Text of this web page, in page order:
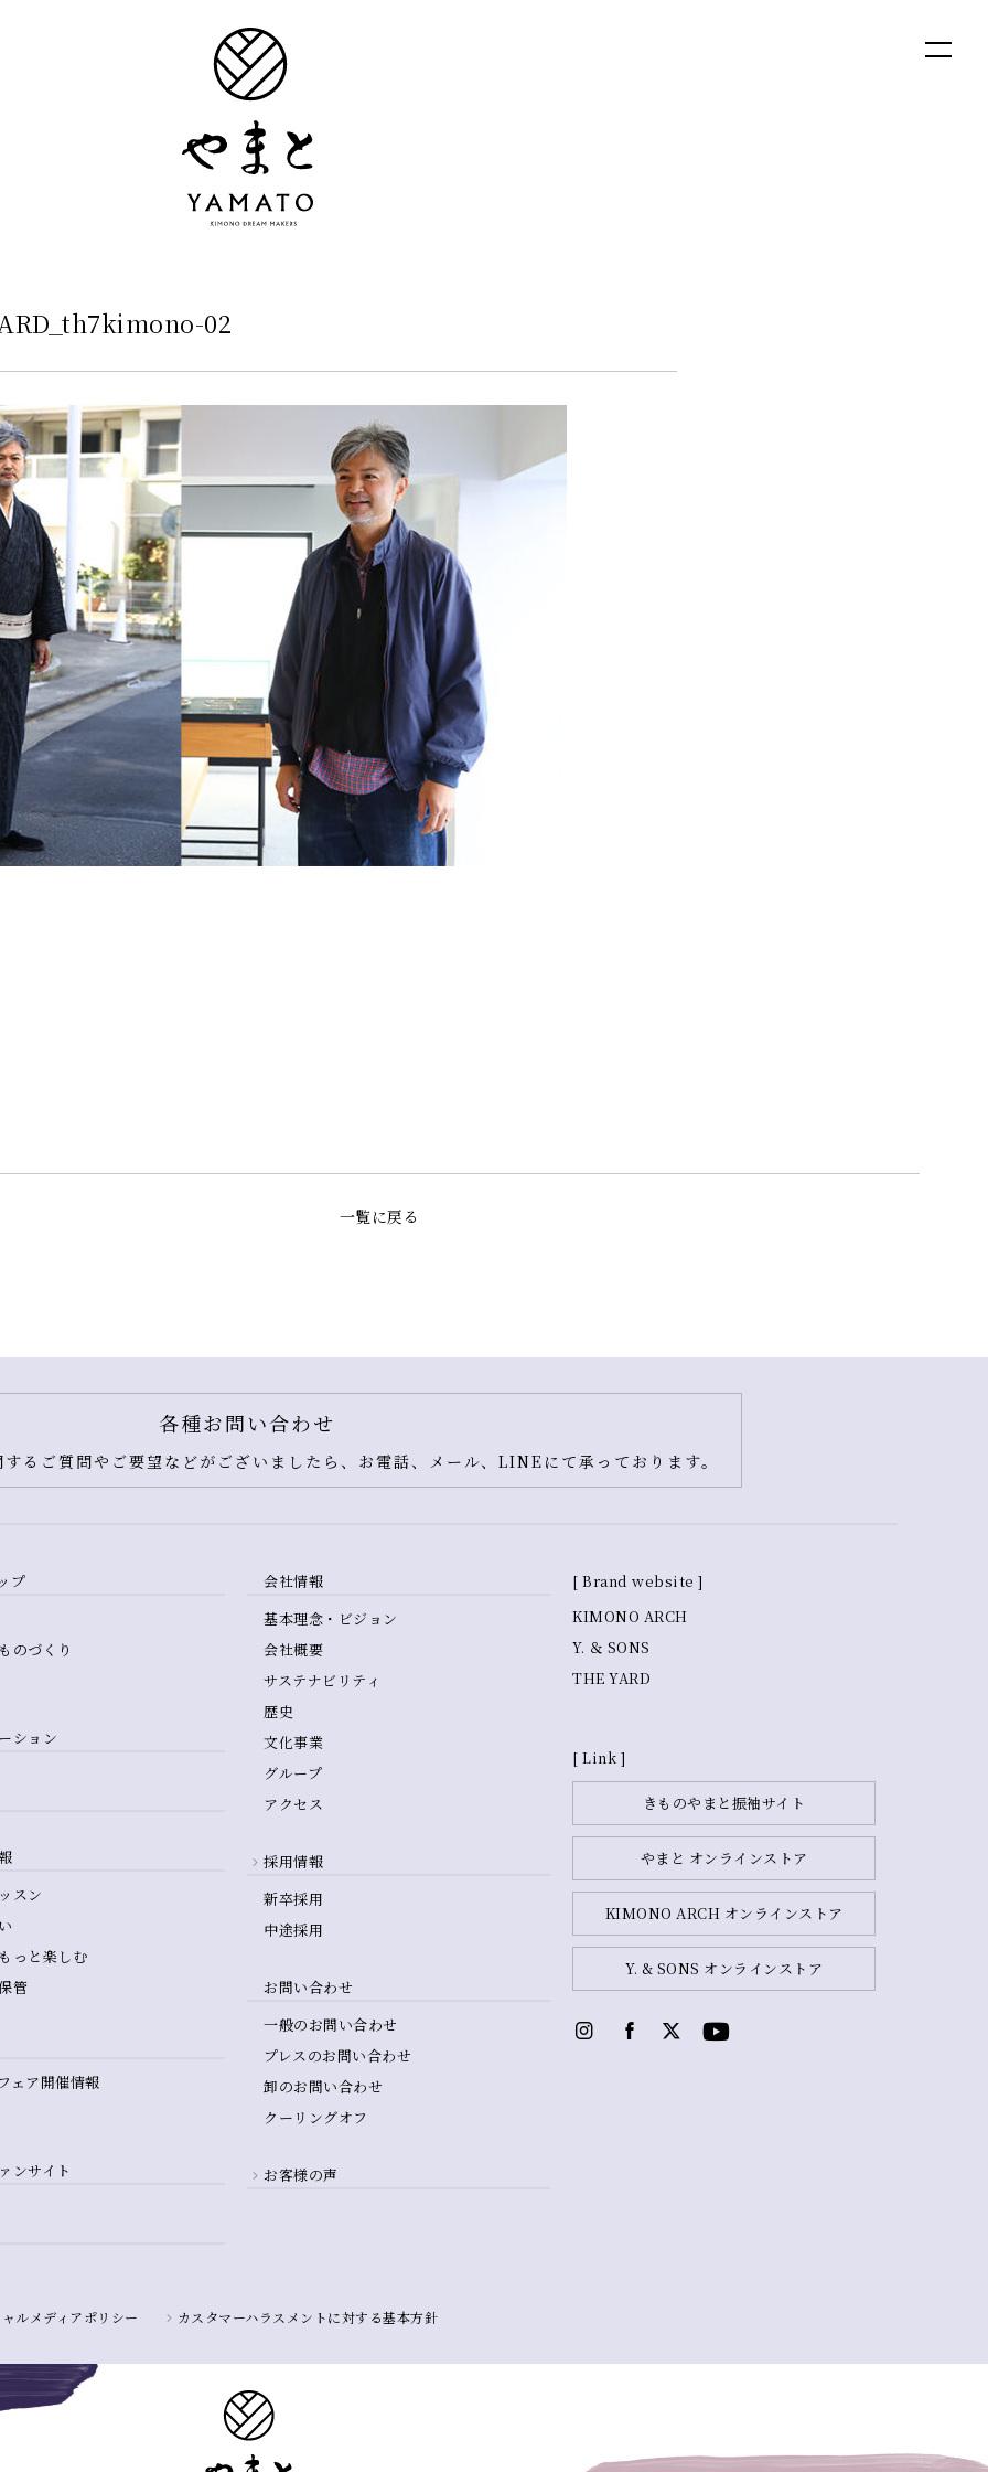
02
一覧に戻る
各種お問い合わせ
るご質問やご要望などがございましたら、お電話、メール、LINEにて承っております。
プ
のづくり
ション
スン
っと楽しむ
管
ェア開催情報
ンサイト
会社情報
基本理念・ビジョン
会社概要
サステナビリティ
歴史
文化事業
グループ
アクセス
採用情報
新卒採用
中途採用
お問い合わせ
一般のお問い合わせ
プレスのお問い合わせ
卸のお問い合わせ
クーリングオフ
お客様の声
ルメディアポリシー カスタマーハラスメントに対する基本方針
[ Brand website ]
KIMONO ARCH
Y. ＆ SONS
THE YARD
[ Link ]
きものやまと振袖サイト
やまと オンラインストア
KIMONO ARCH オンラインストア
Y. & SONS オンラインストア